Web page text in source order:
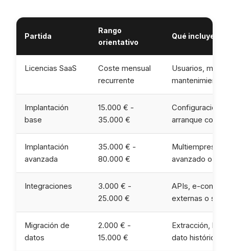
Partida
Rango
orientativo
Qué incluye
Licencias SaaS
Coste mensual
recurrente
Usuarios,
mantenimiento
Implantación
base
15.000 € -
35.000 €
Configuración
arranque
Implantación
avanzada
35.000 € -
80.000 €
Multiempresa,
avanzado o
Integraciones
3.000 € -
25.000 €
APIs, e-
externas o
Migración de
datos
2.000 € -
15.000 €
Extracción,
dato histórico.